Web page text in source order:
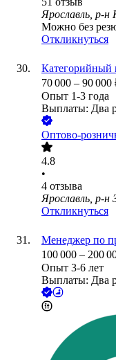
Ярославль, р-н
Можно без
Откликнуться
Категорийный
70 000 – 90 000
Опыт 1-3 года
Выплаты: Два
Оптово-
4.8
•
4 отзыва
Ярославль, р-н
Откликнуться
Менеджер по
100 000 – 200
Опыт 3-6 лет
Выплаты: Два